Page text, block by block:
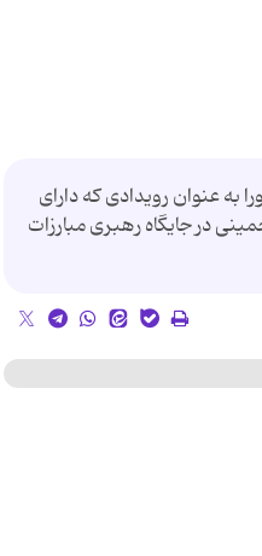
به عنوان رویدادی که دارای
در جایگاه رهبری مبارزات